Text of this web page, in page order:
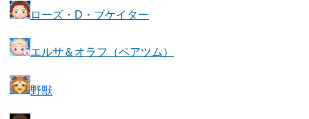
ローズ・D・ブケイター
エルサ＆オラフ（ペアツム）
野獣